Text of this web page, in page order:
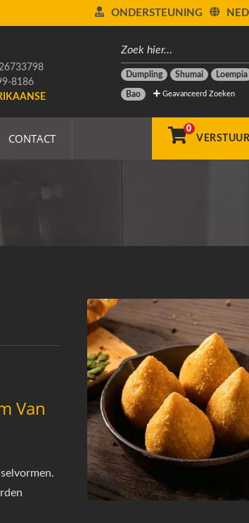
ONDERSTEUNING
Dumpling Shumai Loempia
Bao Geavanceerd Zoeken
8186
CONTACT
0
Van